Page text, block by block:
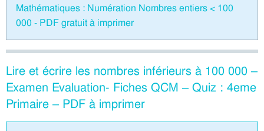
Mathématiques : Numération Nombres entiers < 100
000 - PDF gratuit à imprimer
Lire et écrire les nombres inférieurs à 100 000 –
Examen Evaluation- Fiches QCM – Quiz : 4eme
Primaire – PDF à imprimer